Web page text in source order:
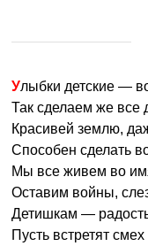
Улыбки детские —
Так сделаем же все
Красивей землю,
Способен сделать
Мы все живем во
Оставим войны,
Детишкам —
Пусть встретят